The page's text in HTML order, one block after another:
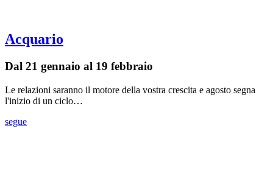
Acquario
Dal 21 gennaio al 19 febbraio
Le relazioni saranno il motore della vostra crescita e agosto segna
l'inizio di un ciclo…
segue